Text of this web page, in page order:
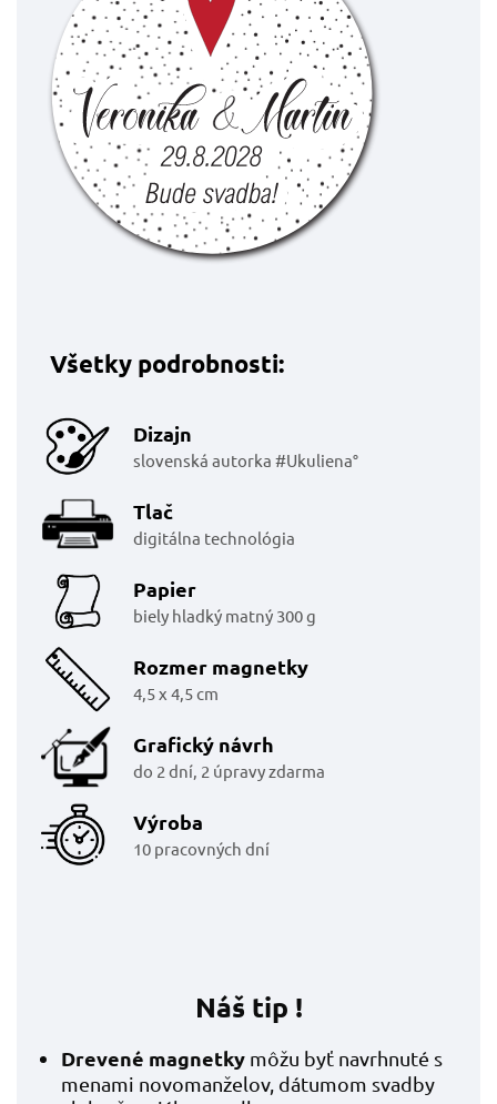
Všetky podrobnosti:
Dizajn
slovenská autorka #Ukuliena°
Tlač
digitálna technológia
Papier
biely hladký matný 300 g
Rozmer magnetky
4,5 x 4,5 cm
Grafický návrh
do 2 dní, 2 úpravy zdarma
Výroba
10 pracovných dní
Náš tip !
Drevené magnetky môžu byť navrhnuté s
menami novomanželov, dátumom svadby